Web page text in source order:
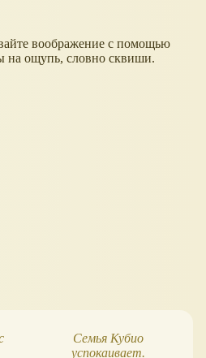
воображение с помощью
на ощупь, словно сквиши.
Семья Кубио
успокаивает.